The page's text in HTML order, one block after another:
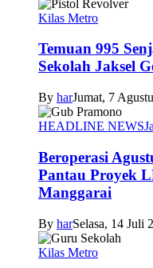
Kilas Metro
Temuan 995
Sekolah Jaksel
By harJumat, 7
HEADLINE NEWS
Beroperasi
Pantau Proyek
Manggarai
By harSelasa, 14 Juli
Kilas Metro